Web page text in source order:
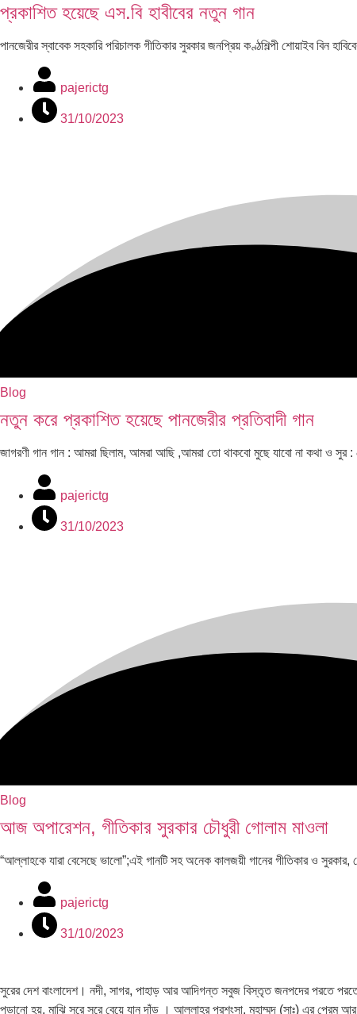
প্রকাশিত হয়েছে এস.বি হাবীবের নতুন গান
পানজেরীর স্বাবেক সহকারি পরিচালক গীতিকার সুরকার জনপ্রিয় কণ্ঠশিল্পী শোয়াইব
pajerictg
31/10/2023
Blog
নতুন করে প্রকাশিত হয়েছে পানজেরীর প্রতিবাদী গান
জাগরণী গান গান : আমরা ছিলাম, আমরা আছি ,আমরা তো থাকবো মুছে যাবো না কথা ও সুর
pajerictg
31/10/2023
Blog
আজ অপারেশন, গীতিকার সুরকার চৌধুরী গোলাম মাওলা
“আল্লাহকে যারা বেসেছে ভালো”;এই গানটি সহ অনেক কালজয়ী গানের গীতিকার ও
pajerictg
31/10/2023
সুরের দেশ বাংলাদেশ। নদী, সাগর, পাহাড় আর আদিগন্ত সবুজ বিস্তৃত জনপদের পরতে পরতে
পড়ানো হয়, মাঝি সুরে সুরে বেয়ে যান দাঁড় । আল্লাহ্র প্রশংসা, মুহাম্মদ (সাঃ) এর প্রেম আর